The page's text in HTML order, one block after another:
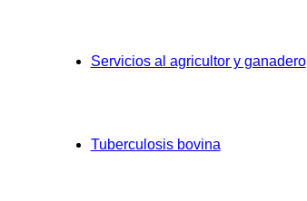
Servicios al agricultor y ganadero
Tuberculosis bovina